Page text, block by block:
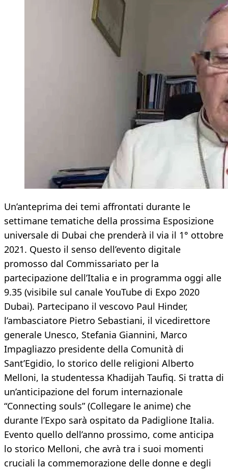
Un’anteprima dei temi affrontati durante le
settimane tematiche della prossima Esposizione
universale di Dubai che prenderà il via il 1° ottobre
2021. Questo il senso dell’evento digitale
promosso dal Commissariato per la
partecipazione dell’Italia e in programma oggi alle
9.35 (visibile sul canale YouTube di Expo 2020
Dubai). Partecipano il vescovo Paul Hinder,
l’ambasciatore Pietro Sebastiani, il vicedirettore
generale Unesco, Stefania Giannini, Marco
Impagliazzo presidente della Comunità di
Sant’Egidio, lo storico delle religioni Alberto
Melloni, la studentessa Khadijah Taufiq. Si tratta di
un’anticipazione del forum internazionale
“Connecting souls” (Collegare le anime) che
durante l’Expo sarà ospitato da Padiglione Italia.
Evento quello dell’anno prossimo, come anticipa
lo storico Melloni, che avrà tra i suoi momenti
cruciali la commemorazione delle donne e degli